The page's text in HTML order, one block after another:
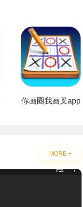
你画圈我画叉app
MORE +